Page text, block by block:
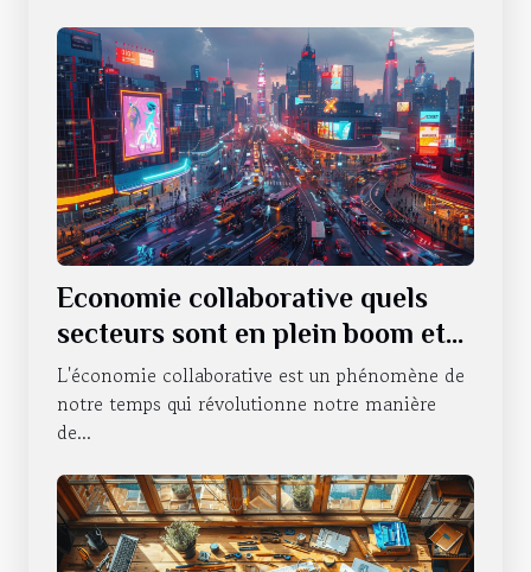
Economie collaborative quels
secteurs sont en plein boom et
pourquoi
L'économie collaborative est un phénomène de
notre temps qui révolutionne notre manière
de...